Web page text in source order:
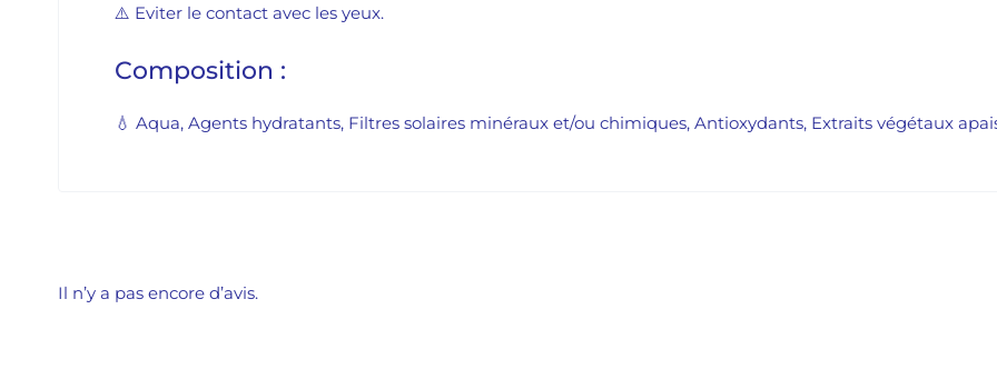
⚠️ Eviter le contact avec les yeux.
Composition :
💧 Aqua, Agents hydratants, Filtres solaires minéraux et/ou chimiques, Antioxydants, Extraits végétaux
Il n’y a pas encore d’avis.